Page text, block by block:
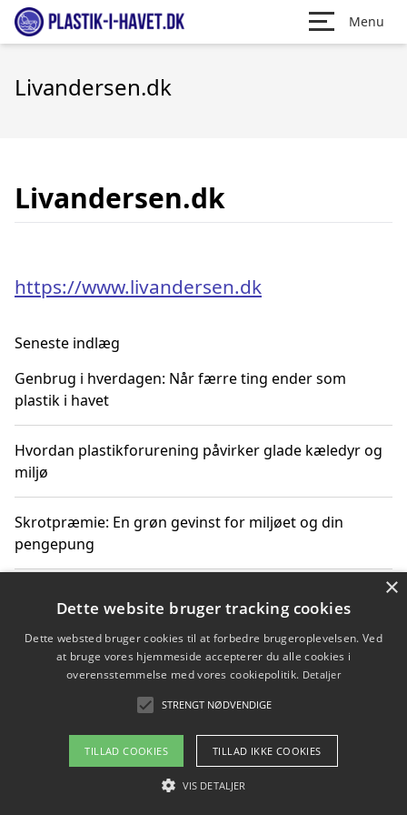
Menu
Livandersen.dk
Livandersen.dk
https://www.livandersen.dk
Seneste indlæg
Genbrug i hverdagen: Når færre ting ender som
plastik i havet
Hvordan plastikforurening påvirker glade kæledyr og
miljø
Skrotpræmie: En grøn gevinst for miljøet og din
pengepung
Hvordan blåfade med rist kan hjælpe med at reducere
plastik i havet
Spil kasinospil på et troværdigt online casino: Din
guide til sikker og sjov underholdning
Copyright 2026 - Pilanto Aps
Om / kontakt
×
Dette website bruger tracking cookies
Dette websted bruger cookies til at forbedre brugeroplevelsen. Ved
at bruge vores hjemmeside accepterer du alle cookies i
overensstemmelse med vores cookiepolitik. Detaljer
STRENGT NØDVENDIGE
TILLAD COOKIES TILLAD IKKE COOKIES
VIS DETALJER